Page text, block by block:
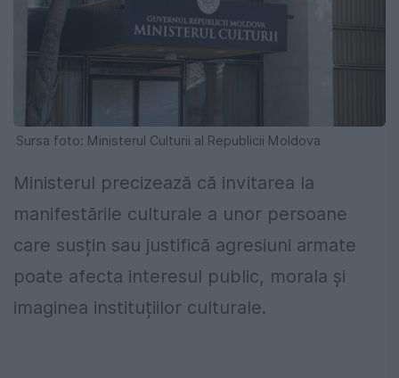
Sursa foto: Ministerul Culturii al Republicii Moldova
Ministerul precizează că invitarea la
manifestările culturale a unor persoane
care susțin sau justifică agresiuni armate
poate afecta interesul public, morala și
imaginea instituțiilor culturale.